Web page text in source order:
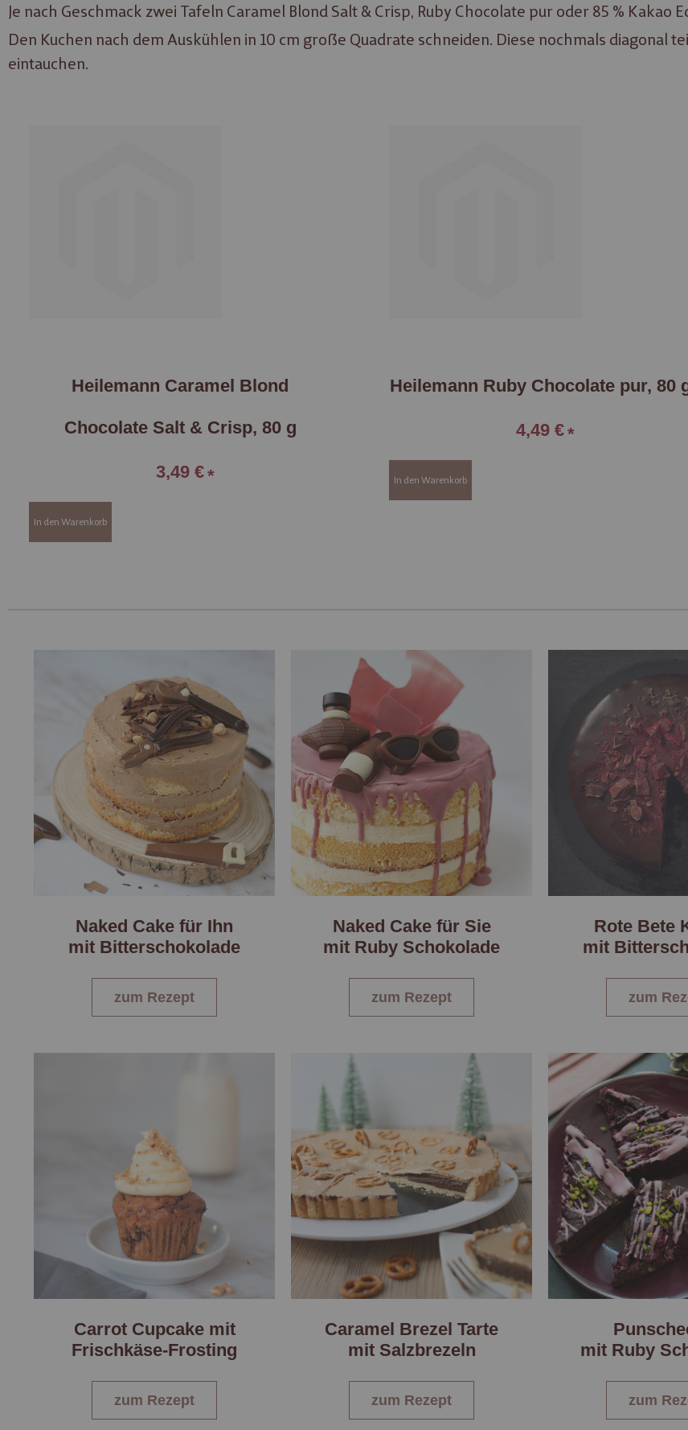
Je nach Geschmack zwei Tafeln Caramel Blond Salt & Crisp, Ruby Chocolate pur oder 85 %
Den Kuchen nach dem Auskühlen in 10 cm große Quadrate schneiden. Diese nochmals diagonal
eintauchen.
Heilemann Caramel Blond
Chocolate Salt & Crisp, 80 g
3,49 €
In den Warenkorb
Heilemann Ruby Chocolate pur, 80
4,49 €
In den Warenkorb
Naked Cake für Ihn
mit Bitterschokolade
zum Rezept
Naked Cake für Sie
mit Ruby Schokolade
zum Rezept
Rote Bete
mit
zum
Carrot Cupcake mit
Frischkäse-Frosting
zum Rezept
Caramel Brezel Tarte
mit Salzbrezeln
zum Rezept
mit Ruby
zum